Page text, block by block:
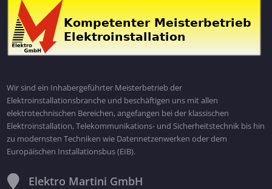
Wir sind ein Inhabergeführter Meisterbetrieb der
Elektroinstallationsbranche und beschäftigen uns mit allen
elektrotechnischen Bereichen, angefangen bei der klassischen
Elektroinstallation, Telekommunikations- und Sicherheitstechnik bis hin
zu modernsten Techniken wie Datennetzenwerken oder dem
Europäischen Installationsbus (EIB).
Elektro Martini GmbH